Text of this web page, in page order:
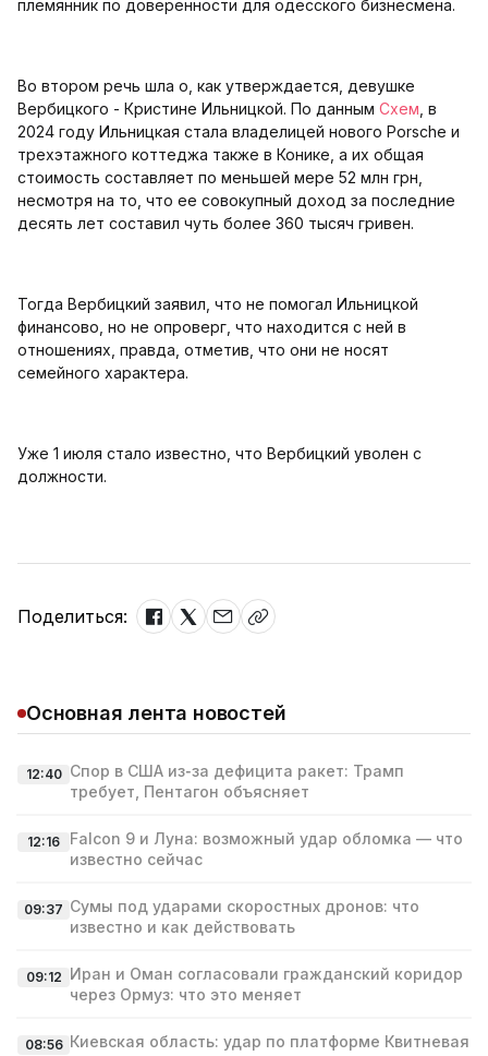
племянник по доверенности для одесского бизнесмена.
Во втором речь шла о, как утверждается, девушке
Вербицкого - Кристине Ильницкой. По данным Схем , в
2024 году Ильницкая стала владелицей нового Porsche и
трехэтажного коттеджа также в Конике, а их общая
стоимость составляет по меньшей мере 52 млн грн,
несмотря на то, что ее совокупный доход за последние
десять лет составил чуть более 360 тысяч гривен.
Тогда Вербицкий заявил, что не помогал Ильницкой
финансово, но не опроверг, что находится с ней в
отношениях, правда, отметив, что они не носят
семейного характера.
Уже 1 июля стало известно, что Вербицкий уволен с
должности.
Поделиться:
Основная лента новостей
12:40 Спор в США из‑за дефицита ракет: Трамп
требует, Пентагон объясняет
12:16
Falcon 9 и Луна: возможный удар обломка — что
известно сейчас
09:37 Сумы под ударами скоростных дронов: что
известно и как действовать
09:12 Иран и Оман согласовали гражданский коридор
через Ормуз: что это меняет
08:56 Киевская область: удар по платформе Квитневая